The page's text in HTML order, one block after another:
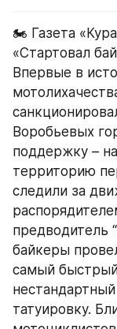
🏍 Газета
«Стартовал
Впервые в
Воробьевых
поддержку –
территорию
следили за
предводитель
байкеры
самый
татуировку.